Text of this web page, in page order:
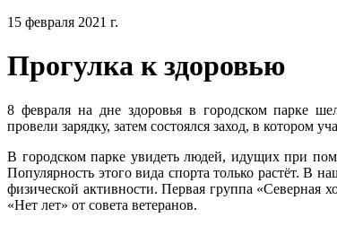
15 февраля 2021 г.
Прогулка к здоровью
8 февраля на дне здоровья в городском парке
провели зарядку, затем состоялся заход, в котором
В городском парке увидеть людей, идущих при
Популярность этого вида спорта только растёт. В
физической активности. Первая группа «Северная
«Нет лет» от совета ветеранов.